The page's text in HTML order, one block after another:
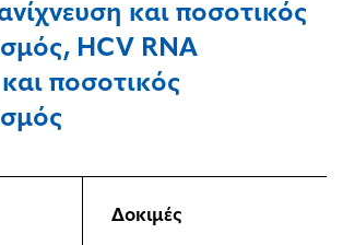
και ποσοτικός
HCV RNA
ποσοτικός
Δοκιμές